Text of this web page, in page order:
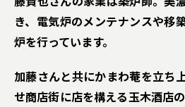
き、電気炉のメンテナンスや移
炉を行っています。
加藤さんと共にかまわ菴を立ち
せ商店街に店を構える玉木酒店